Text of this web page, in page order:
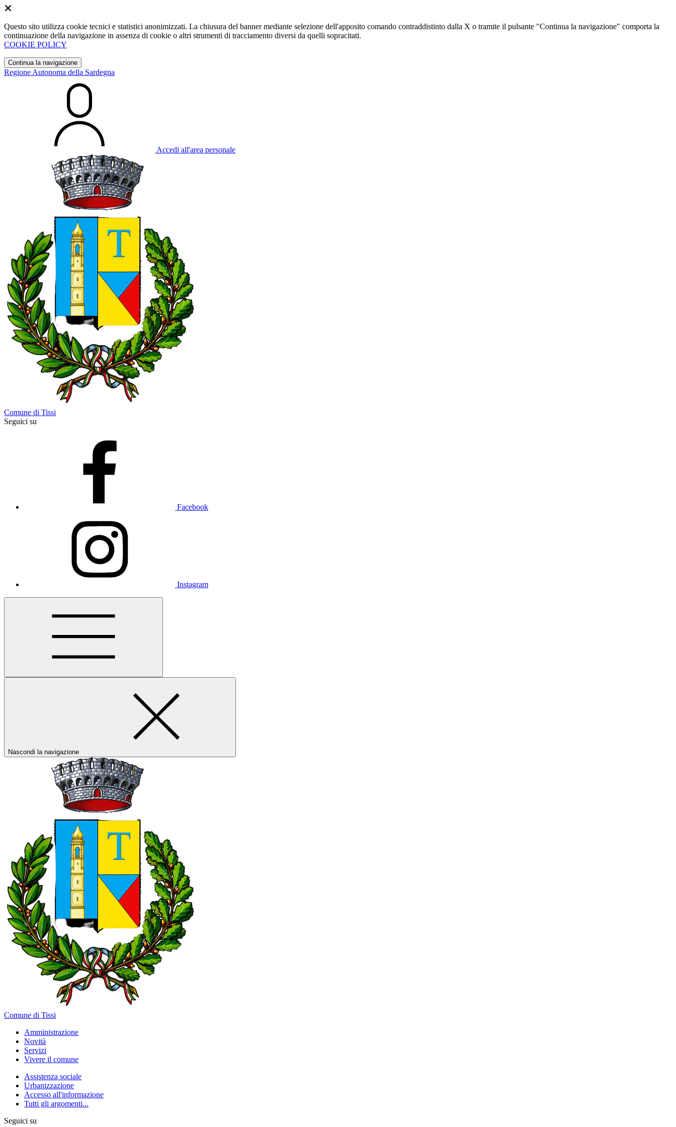
Questo sito utilizza cookie tecnici e statistici anonimizzati. La chiusura del banner mediante selezione dell'apposito comando contraddistinto dalla X o tramite il pulsante "Continua la navigazione" comporta la
continuazione della navigazione in assenza di cookie o altri strumenti di tracciamento diversi da quelli sopracitati.
COOKIE POLICY
Continua la navigazione
Regione Autonoma della Sardegna
Accedi all'area personale
Comune di Tissi
Seguici su
Facebook
Instagram
Nascondi la navigazione
Comune di Tissi
Amministrazione
Novità
Servizi
Vivere il comune
Assistenza sociale
Urbanizzazione
Accesso all'informazione
Tutti gli argomenti...
Seguici su